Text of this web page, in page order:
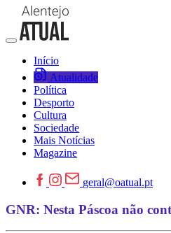
Início
Atualidade
Política
Desporto
Cultura
Sociedade
Mais Notícias
Magazine
geral@oatual.pt
GNR: Nesta Páscoa não